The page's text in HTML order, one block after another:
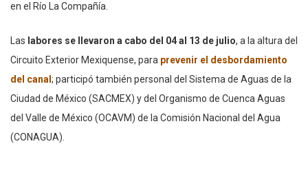
en el Río La Compañía.
Las labores se llevaron a cabo del 04 al 13 de julio, a la altura del
Circuito Exterior Mexiquense, para prevenir el desbordamiento
del canal ; participó también personal del Sistema de Aguas de la
Ciudad de México (SACMEX) y del Organismo de Cuenca Aguas
del Valle de México (OCAVM) de la Comisión Nacional del Agua
(CONAGUA).